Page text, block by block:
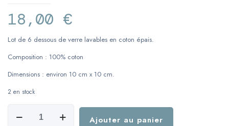
18,00 €
Lot de 6 dessous de verre lavables en coton épais.
Composition : 100% coton
Dimensions : environ 10 cm x 10 cm.
2 en stock
Ajouter au panier